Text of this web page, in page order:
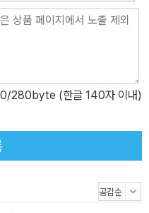
나 할까. 다만, 조냐는 학교에
부모님과 더없이 좋은 관계
울릴 생각을 하지 않고, 외톨이
영장을 찾았던 것. 조냐의 취
유형별로 나누어 통계를 내는
이 바짝 선 데다 비쩍 말라서
, 쥐죽이 얘기를 나누고 싶어 할
0/280byte (한글 140자 이내)